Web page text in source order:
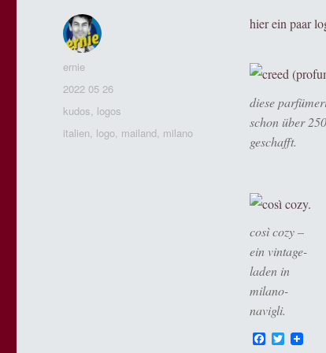
hier ein paar
diese
schon über
geschafft.
così cozy –
ein vintage-
laden in
milano-
navigli.
F
T
Autor
ernie
Veröffentlicht
am
2022 05 26
Kategorien
kudos, logos
Tags
italien, logo, mailand, milano